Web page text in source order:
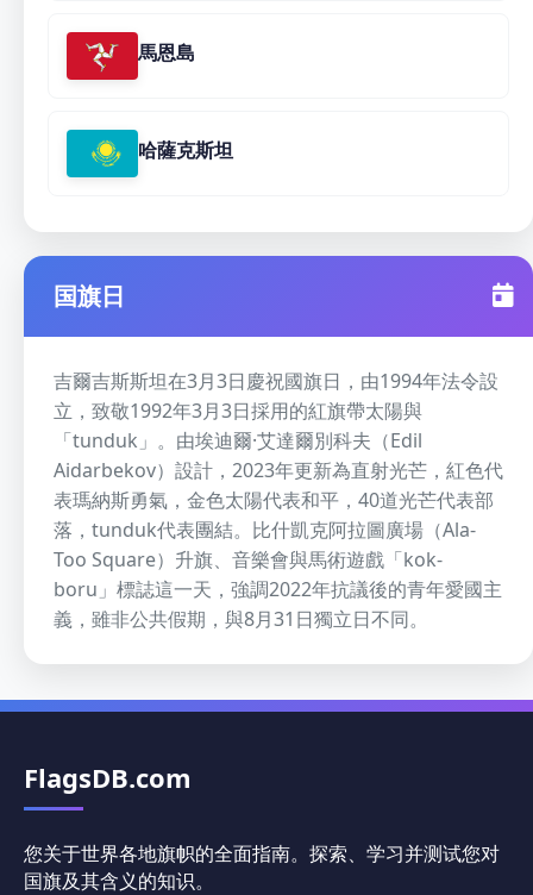
馬恩島
哈薩克斯坦
国旗日
吉爾吉斯斯坦在3月3日慶祝國旗日，由1994年法令設
立，致敬1992年3月3日採用的紅旗帶太陽與
「tunduk」。由埃迪爾·艾達爾別科夫（Edil
Aidarbekov）設計，2023年更新為直射光芒，紅色代
表瑪納斯勇氣，金色太陽代表和平，40道光芒代表部
落，tunduk代表團結。比什凱克阿拉圖廣場（Ala-
Too Square）升旗、音樂會與馬術遊戲「kok-
boru」標誌這一天，強調2022年抗議後的青年愛國主
義，雖非公共假期，與8月31日獨立日不同。
FlagsDB.com
您关于世界各地旗帜的全面指南。探索、学习并测试您对
国旗及其含义的知识。